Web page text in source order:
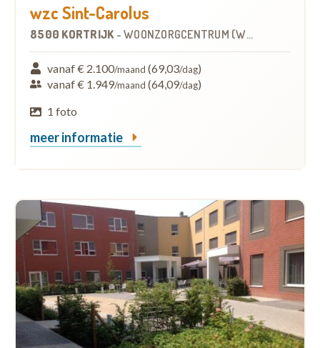
wzc Sint-Carolus
8500 KORTRIJK - WOONZORGCENTRUM (WZC)
vanaf € 2.100/maand (69,03/dag)
vanaf € 1.949/maand (64,09/dag)
1 foto
meer informatie